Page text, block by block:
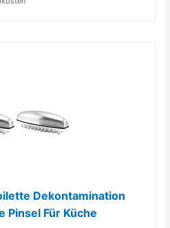
Dekontamination
Pinsel Für Küche